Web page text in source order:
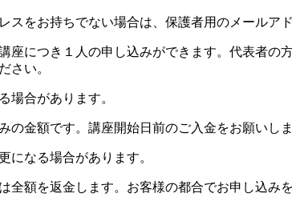
をお持ちでない場合は、保護者用のメールア
につき１人の申し込みができます。代表者
さい。
場合があります。
金額です。講座開始日前のご入金をお願いしま
なる場合があります。
額を返金します。お客様の都合でお申し込み